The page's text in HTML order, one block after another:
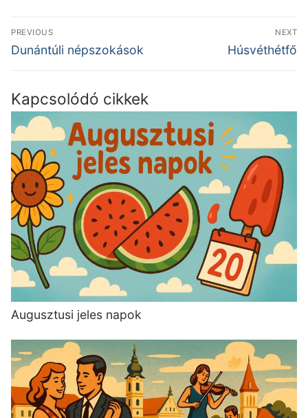
Bejegyzés
navigáció
PREVIOUS
Previous
Dunántúli népszokások
NEXT
Next
Húsvéthétfő
Kapcsolódó cikkek
Augusztusi jeles napok